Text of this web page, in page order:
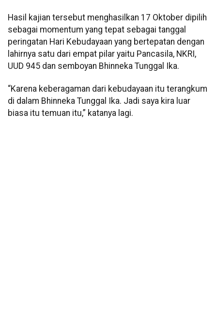
Hasil kajian tersebut menghasilkan 17 Oktober dipilih
sebagai momentum yang tepat sebagai tanggal
peringatan Hari Kebudayaan yang bertepatan dengan
lahirnya satu dari empat pilar yaitu Pancasila, NKRI,
UUD 945 dan semboyan Bhinneka Tunggal Ika.
“Karena keberagaman dari kebudayaan itu terangkum
di dalam Bhinneka Tunggal Ika. Jadi saya kira luar
biasa itu temuan itu,” katanya lagi.